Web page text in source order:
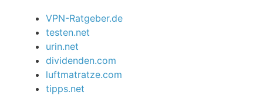
VPN-Ratgeber.de
testen.net
urin.net
dividenden.com
luftmatratze.com
tipps.net